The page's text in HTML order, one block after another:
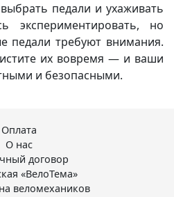
педали и ухаживать
но
педали требуют внимания.
их вовремя — и ваши
и безопасными.
Оплата
О нас
договор
«ВелоТема»
веломехаников